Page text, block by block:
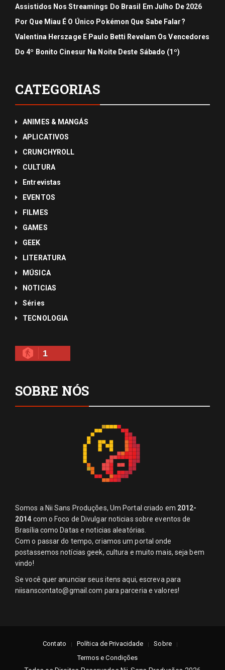
Assistidos Nos Streamings Do Brasil Em Julho De 2026
Por Que Miau É O Único Pokémon Que Sabe Falar?
Valentina Herszage E Paulo Betti Revelam Os Vencedores
Do 4º Bonito Cinesur Na Noite Deste Sábado (1º)
CATEGORIAS
ANIMES & MANGÁS
APLICATIVOS
CRUNCHYROLL
CULTURA
Entrevistas
EVENTOS
FILMES
GAMES
GEEK
LITERATURA
MÚSICA
NOTICIAS
Séries
TECNOLOGIA
1
SOBRE NÓS
Somos a Nii Sans Produções, Um Portal criado em 2012-
2014 com o Foco de Divulgar noticias sobre eventos de
Brasília como Datas e noticias aleatórias.
Com o passar do tempo, criamos um portal onde
postassemos notícias geek, cultura e muito mais, seja bem
vindo!
Se você quer anunciar seus itens aqui, escreva para
niisanscontato@gmail.com para parceria e valores!
Contato Política de Privacidade
Sobre
Termos e Condições